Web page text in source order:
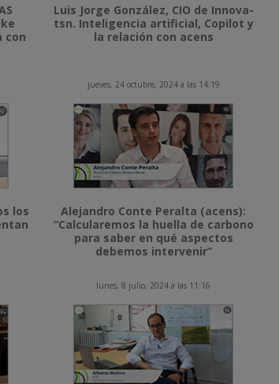
con
Luis Jorge González, CIO de Innova-
tsn. Inteligencia artificial, Copilot y
la relación con acens
los
jueves, 24 octubre, 2024 a las 14:19
Alejandro Conte Peralta (acens):
“Calcularemos la huella de carbono
para saber en qué aspectos
debemos intervenir”
lunes, 8 julio, 2024 a las 11:16